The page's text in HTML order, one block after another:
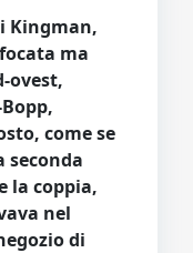
Kingman,
ma
ovest,
come se
seconda
la coppia,
nel
di